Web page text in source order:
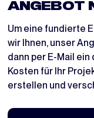
ANGEBOT
Um eine fundierte
wir Ihnen, unser
dann per E-Mail
Kosten für Ihr
erstellen und